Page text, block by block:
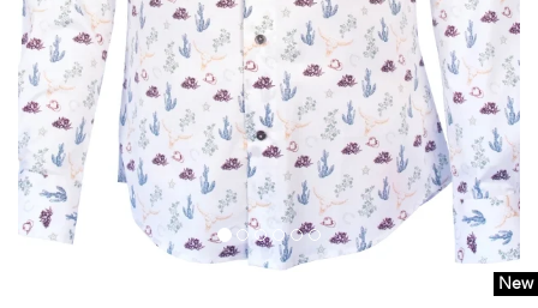
Col
Stand-
up
Voir
tout
courtes
POLOS
FEMME
Imprimés
Chaussettes
Boxers
Accessoires
New